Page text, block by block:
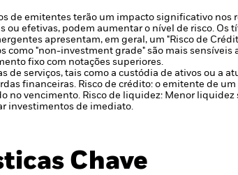
de emitentes terão um impacto significativo nos
ou efetivas, podem aumentar o nível de risco. Os
apresentam, em geral, um "Risco de
"non-investment grade" são mais sensíveis
fixo com notações superiores.
serviços, tais como a custódia de ativos ou a
financeiras. Risco de crédito: o emitente de
no vencimento. Risco de liquidez: Menor
investimentos de imediato.
Chave